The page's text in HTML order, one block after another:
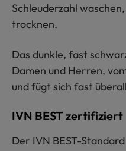
Schleuderzahl
trocknen.
Das dunkle, fast
Damen und Herren,
und fügt sich fast
IVN BEST zertifiziert
Der IVN BEST-